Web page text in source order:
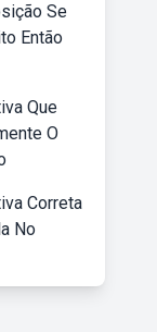
Se
Então
Que
O
Correta
No